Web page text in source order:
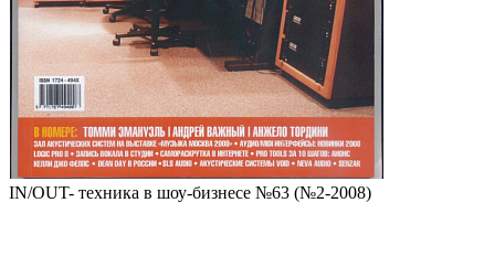
IN/OUT- техника в шоу-бизнесе №63 (№2-2008)